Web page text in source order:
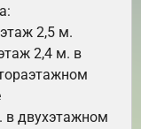
2,5 м.
2,4 м. в
в двухэтажном